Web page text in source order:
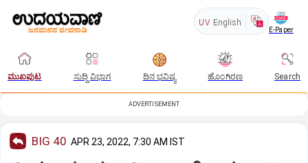
UV English
E-Paper
ಮುಖಪುಟ ಸುದ್ದಿ ವಿಭಾಗ ದಿನ ಭವಿಷ್ಯ ಹೊಂಗಿರಣ Search
ADVERTISEMENT
BIG 40 APR 23, 2022, 7:30 AM IST